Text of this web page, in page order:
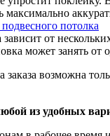
потолка
от
может занять
возможна
из удобных